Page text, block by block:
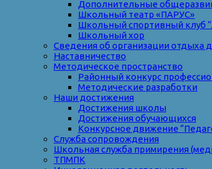
Дополнительные
Школьный театр «ПАРУС»
Школьный спортивный клуб
Школьный хор
Сведения об организации отдыха
Наставничество
Методическое пространство
Районный конкурс
Методические разработки
Наши достижения
Достижения школы
Достижения обучающихся
Конкурсное движение
Служба сопровождения
Школьная служба примирения
ТПМПК